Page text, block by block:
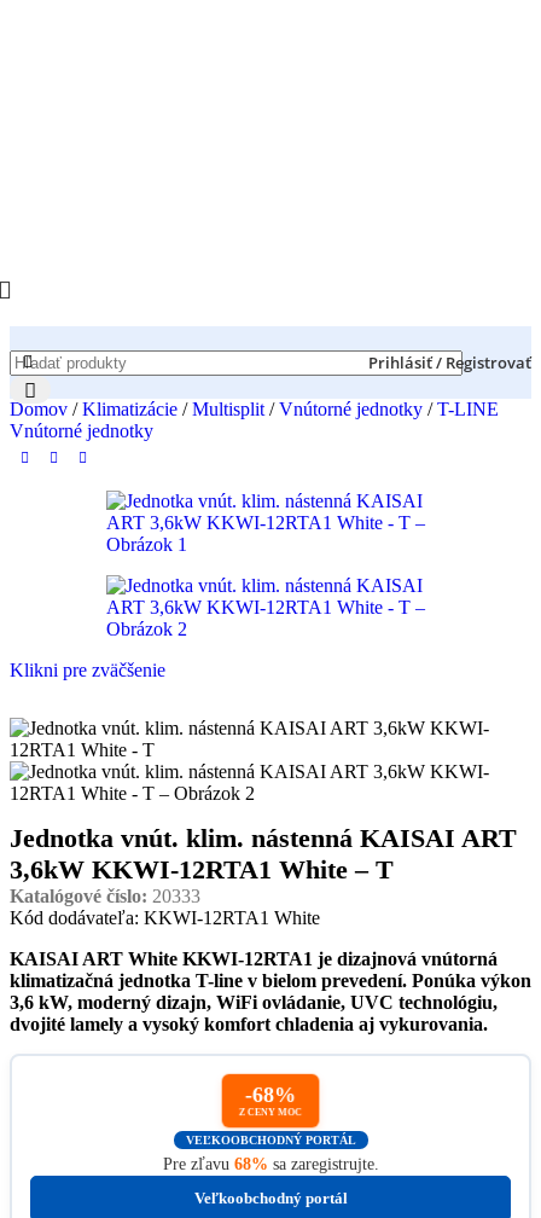
Prihlásiť / Registrovať
Domov / Klimatizácie / Multisplit / Vnútorné jednotky / T-LINE
Vnútorné jednotky
Klikni pre zväčšenie
Jednotka vnút. klim. nástenná KAISAI ART
3,6kW KKWI-12RTA1 White – T
Katalógové číslo: 20333
Kód dodávateľa: KKWI-12RTA1 White
KAISAI ART White KKWI-12RTA1 je dizajnová vnútorná
klimatizačná jednotka T-line v bielom prevedení. Ponúka výkon
3,6 kW, moderný dizajn, WiFi ovládanie, UVC technológiu,
dvojité lamely a vysoký komfort chladenia aj vykurovania.
-68%
Z CENY MOC
VEĽKOOBCHODNÝ PORTÁL
Pre zľavu 68% sa zaregistrujte.
Veľkoobchodný portál